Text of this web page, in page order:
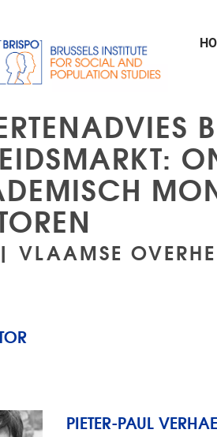
VLAAMSE
PIETER-PAUL